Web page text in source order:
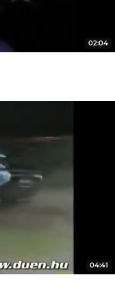
02:04
04:41